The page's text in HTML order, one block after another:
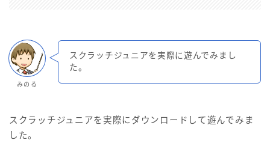
みのる
スクラッチジュニアを実際に遊んでみまし
た。
スクラッチジュニアを実際にダウンロードして遊んでみま
した。